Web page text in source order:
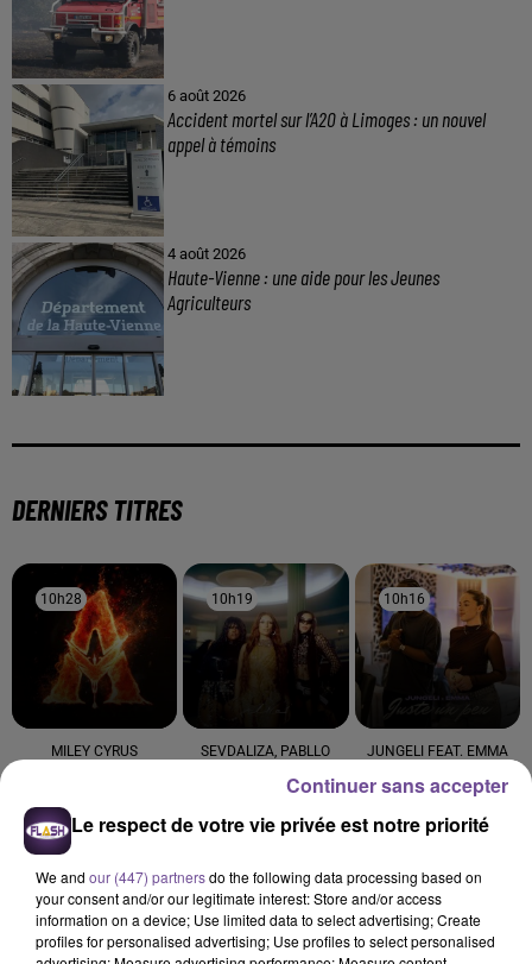
6 août 2026
Accident mortel sur l’A20 à Limoges : un nouvel
appel à témoins
4 août 2026
Haute-Vienne : une aide pour les Jeunes
Agriculteurs
DERNIERS TITRES
10h28
10h28
MILEY CYRUS
10h19
10h19
SEVDALIZA, PABLLO
10h16
10h16
JUNGELI FEAT. EMMA
10h12
10h12
Le respect de votre vie privée est notre priorité
We and our (447) partnersdo the following data processing based on
your consent and/or our legitimate interest: Store and/or access
information on a device; Use limited data to select advertising; Create
profiles for personalised advertising; Use profiles to select personalised
Continuer sans accepter